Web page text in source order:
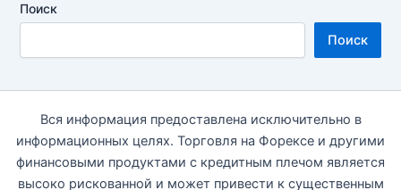
Поиск
Поиск
Вся информация предоставлена исключительно в
информационных целях. Торговля на Форексе и другими
финансовыми продуктами с кредитным плечом является
высоко рискованной и может привести к существенным